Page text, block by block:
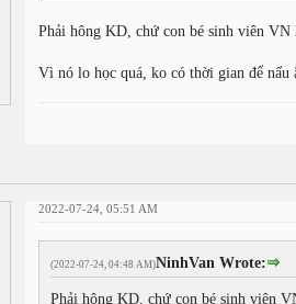
Phải hông KD, chứ con bé sinh viên
Vì nó lo học quá, ko có thời gian để
2022-07-24, 05:51 AM
(2022-07-24, 04:48 AM)NinhVan Wrote:
Phải hông KD, chứ con bé sinh viên